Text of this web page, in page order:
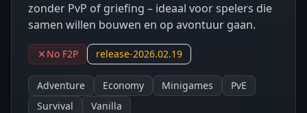
zonder PvP of griefing – ideaal voor spelers die
samen willen bouwen en op avontuur gaan.
No F2P release-2026.02.19
Adventure Economy Minigames
PvE
Survival
Vanilla